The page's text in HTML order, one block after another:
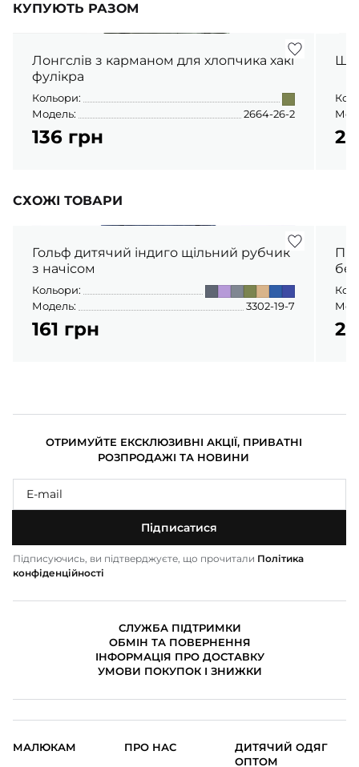
КУПУЮТЬ РАЗОМ
Лонгслів з карманом для хлопчика хакі
фулікра
Кольори:
Модель:
2664-26-2
136 грн
СХОЖІ ТОВАРИ
Гольф дитячий індиго щільний рубчик
з начісом
Кольори:
Модель:
3302-19-7
161 грн
ОТРИМУЙТЕ ЕКСКЛЮЗИВНІ АКЦІЇ, ПРИВАТНІ
РОЗПРОДАЖІ ТА НОВИНИ
Підписатися
Підписуючись, ви підтверджуєте, що прочитали Політика
конфіденційності
СЛУЖБА ПІДТРИМКИ
ОБМІН ТА ПОВЕРНЕННЯ
ІНФОРМАЦІЯ ПРО ДОСТАВКУ
УМОВИ ПОКУПОК І ЗНИЖКИ
МАЛЮКАМ ПРО НАС
ДИТЯЧИЙ ОДЯГ
ОПТОМ